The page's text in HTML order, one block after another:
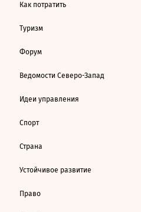
Как потратить
Туризм
Форум
Ведомости Северо-Запад
Идеи управления
Спорт
Страна
Устойчивое развитие
Право